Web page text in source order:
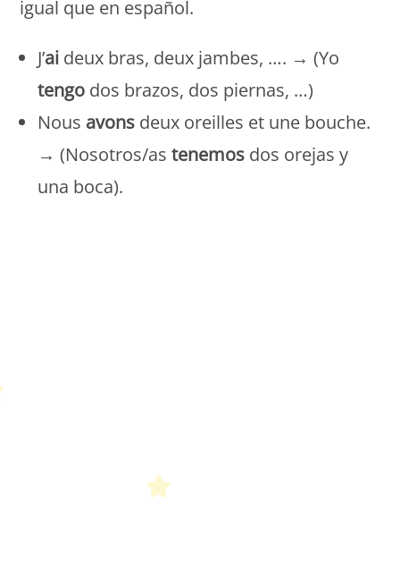
igual que en español.
J’ai deux bras, deux jambes, …. → (Yo
tengo dos brazos, dos piernas, …)
Nous avons deux oreilles et une bouche.
→ (Nosotros/astenemos dos orejas y
una boca).